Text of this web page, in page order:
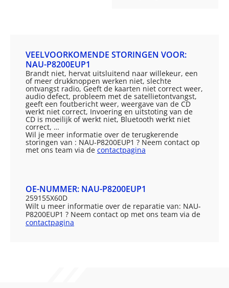
VEELVOORKOMENDE STORINGEN VOOR:
NAU-P8200EUP1
Brandt niet, hervat uitsluitend naar willekeur, een
of meer drukknoppen werken niet, slechte
ontvangst radio, Geeft de kaarten niet correct weer,
audio defect, probleem met de satellietontvangst,
geeft een foutbericht weer, weergave van de CD
werkt niet correct, Invoering en uitstoting van de
CD is moeilijk of werkt niet, Bluetooth werkt niet
correct, …
Wil je meer informatie over de terugkerende
storingen van : NAU-P8200EUP1 ? Neem contact op
met ons team via de contactpagina
OE-NUMMER: NAU-P8200EUP1
259155X60D
Wilt u meer informatie over de reparatie van: NAU-
P8200EUP1 ? Neem contact op met ons team via de
contactpagina